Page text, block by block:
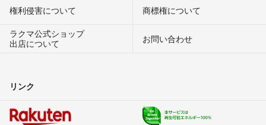
権利侵害について
商標権について
ラクマ公式ショップ
出店について
お問い合わせ
リンク